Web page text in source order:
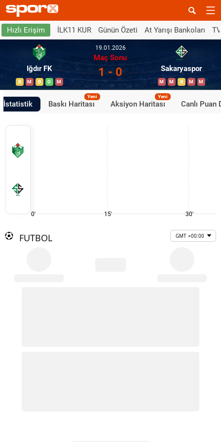
Hızlı Erişim İLK11 KUR Günün Özeti At Yarışı Bankoları
Iğdır FK
B M B G M
19.01.2026
Maç Sonu
1 - 0 Sakaryaspor
M M B M M
İstatistik Baskı Haritası
Yeni
Aksiyon Haritası
Yeni
Canlı Puan
0' 15' 30'
FUTBOL GMT +00:00